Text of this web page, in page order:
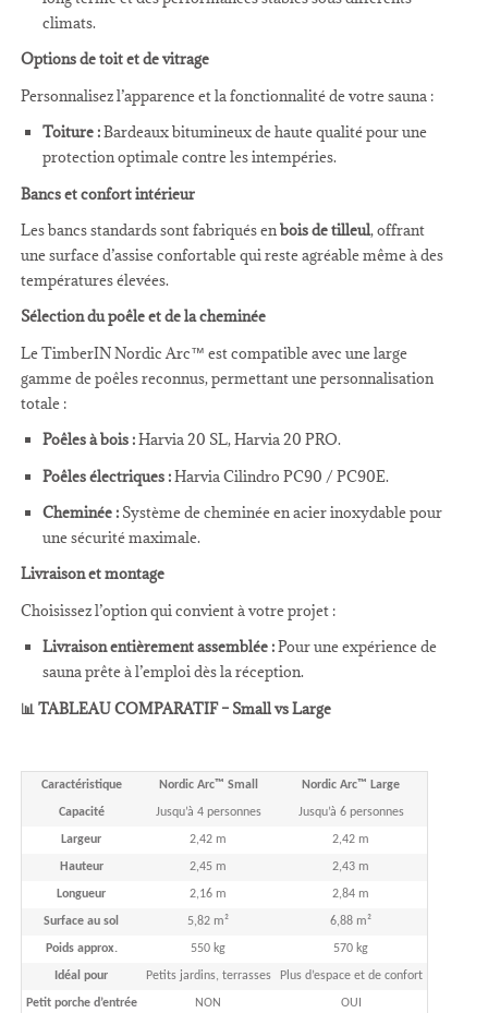
climats.
Options de toit et de vitrage
Personnalisez l’apparence et la fonctionnalité de votre sauna :
Toiture :Bardeaux bitumineux de haute qualité pour une
protection optimale contre les intempéries.
Bancs et confort intérieur
Les bancs standards sont fabriqués enbois de tilleul, offrant
une surface d’assise confortable qui reste agréable même à des
températures élevées.
Sélection du poêle et de la cheminée
Le TimberIN Nordic Arc™ est compatible avec une large
gamme de poêles reconnus, permettant une personnalisation
totale :
Poêles à bois :Harvia 20 SL, Harvia 20 PRO.
Poêles électriques :Harvia Cilindro PC90 / PC90E.
Cheminée :Système de cheminée en acier inoxydable pour
une sécurité maximale.
Livraison et montage
Choisissez l’option qui convient à votre projet :
Livraison entièrement assemblée :Pour une expérience de
sauna prête à l’emploi dès la réception.
📊 TABLEAU COMPARATIF – Small vs Large
Caractéristique Nordic Arc™ Small Nordic Arc™ Large
Capacité Jusqu’à 4 personnes Jusqu’à 6 personnes
Largeur 2,42 m 2,42 m
Hauteur 2,45 m 2,43 m
Longueur 2,16 m 2,84 m
Surface au sol 5,82 m² 6,88 m²
Poids approx. 550 kg 570 kg
Idéal pour Petits jardins, terrasses Plus d’espace et de confort
Petit porche d’entrée NON OUI